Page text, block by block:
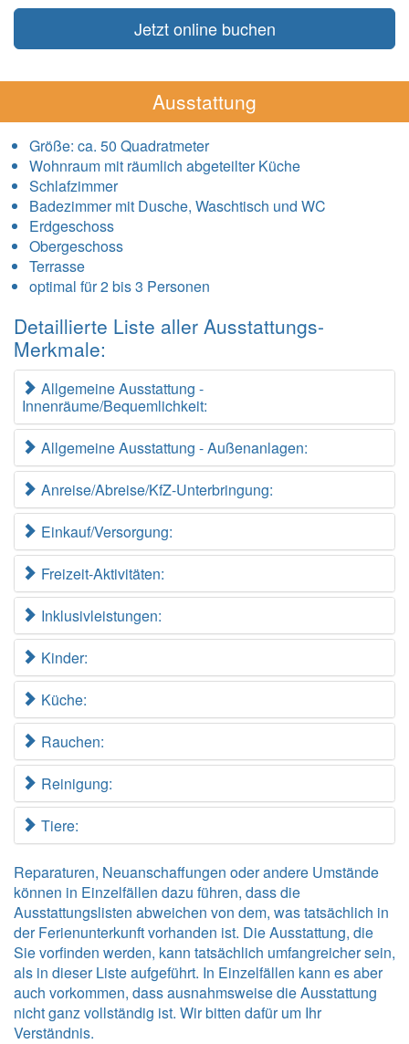
Jetzt online buchen
Ausstattung
Größe: ca. 50 Quadratmeter
Wohnraum mit räumlich abgeteilter Küche
Schlafzimmer
Badezimmer mit Dusche, Waschtisch und WC
Erdgeschoss
Obergeschoss
Terrasse
optimal für 2 bis 3 Personen
Detaillierte Liste aller Ausstattungs-
Merkmale:
Allgemeine Ausstattung -
Innenräume/Bequemlichkeit:
Allgemeine Ausstattung - Außenanlagen:
Anreise/Abreise/KfZ-Unterbringung:
Einkauf/Versorgung:
Freizeit-Aktivitäten:
Inklusivleistungen:
Kinder:
Küche:
Rauchen:
Reinigung:
Tiere:
Reparaturen, Neuanschaffungen oder andere Umstände
können in Einzelfällen dazu führen, dass die
Ausstattungslisten abweichen von dem, was tatsächlich in
der Ferienunterkunft vorhanden ist. Die Ausstattung, die
Sie vorfinden werden, kann tatsächlich umfangreicher sein,
als in dieser Liste aufgeführt. In Einzelfällen kann es aber
auch vorkommen, dass ausnahmsweise die Ausstattung
nicht ganz vollständig ist. Wir bitten dafür um Ihr
Verständnis.